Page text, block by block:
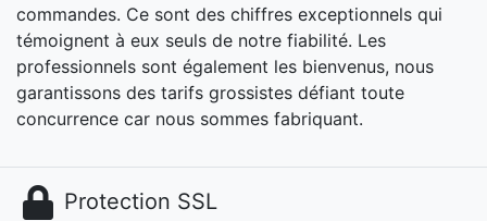
commandes. Ce sont des chiffres exceptionnels qui
témoignent à eux seuls de notre fiabilité. Les
professionnels sont également les bienvenus, nous
garantissons des tarifs grossistes défiant toute
concurrence car nous sommes fabriquant.
Protection SSL